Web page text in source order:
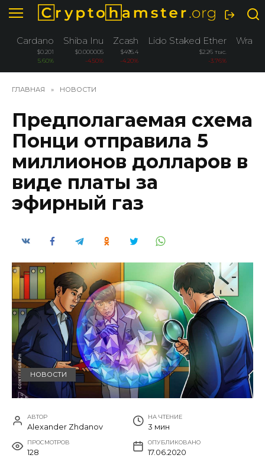
Перейти
содержанию
Cardano
$0.201
5.60%
Shiba Inu
$0.000005
-4.50%
Zcash
$495.4
-4.20%
Lido Staked Ether
$2.26 тыс.
-3.76%
ГЛАВНАЯ » НОВОСТИ
Предполагаемая схема
Понци отправила 5
миллионов долларов в
виде платы за
эфирный газ
НОВОСТИ
АВТОР
Alexander Zhdanov
НА ЧТЕНИЕ
3 мин
ПРОСМОТРОВ
128
ОПУБЛИКОВАНО
17.06.2020